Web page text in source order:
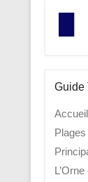
Guide
Accueil